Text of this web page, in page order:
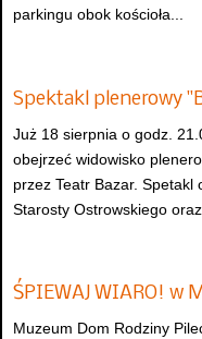
parkingu obok kościoła...
Spektakl plenerowy
Już 18 sierpnia o godz.
obejrzeć widowisko
przez Teatr Bazar.
Starosty Ostrowskiego oraz
ŚPIEWAJ WIARO! w
Muzeum Dom Rodziny